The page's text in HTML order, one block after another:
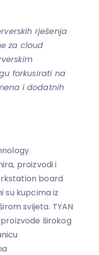
rješenja
za cloud
forkusirati na
i dodatnih
proizvodi i
board
su kupcima iz
svijeta. TYAN
širokog